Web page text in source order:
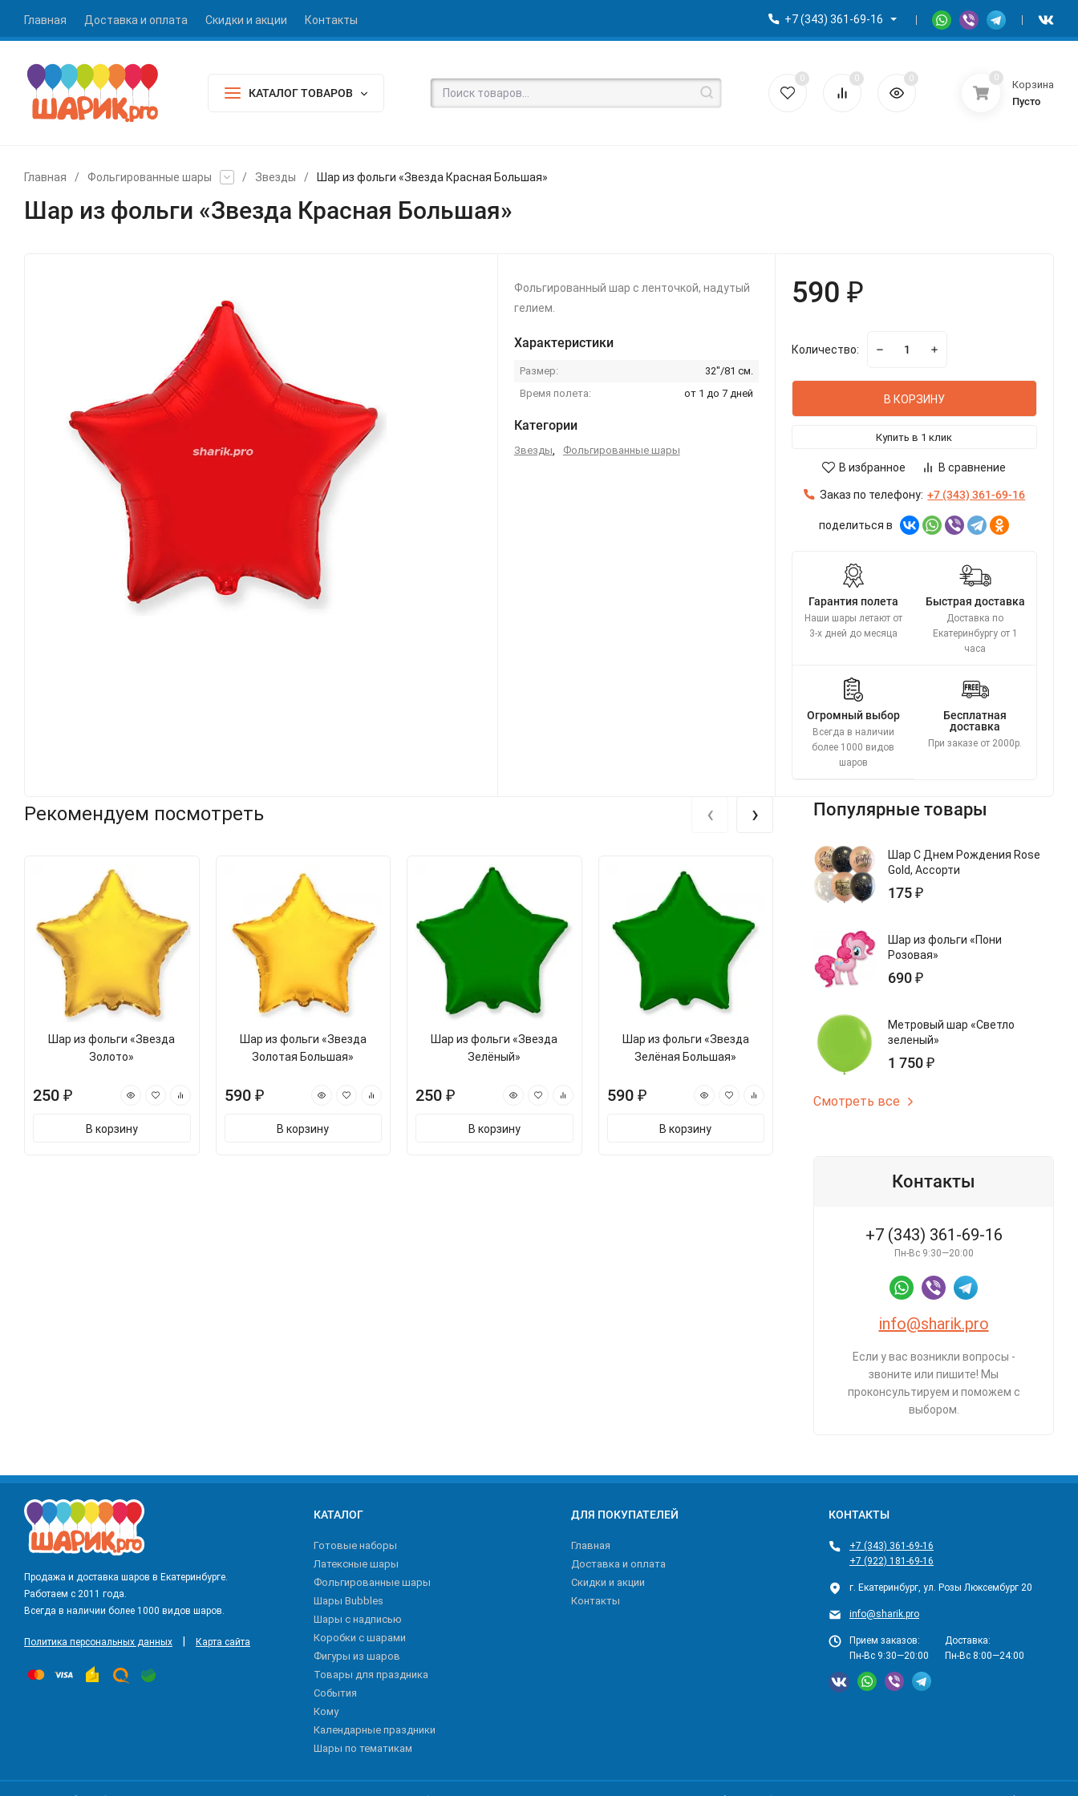
Главная Доставка и оплата Скидки и акции Контакты +7 (343) 361-69-16
КАТАЛОГ ТОВАРОВ
0 0 0 0
Корзина
Пусто
Главная / Фольгированные шары / Звезды / Шар из фольги «Звезда Красная Большая»
Шар из фольги «Звезда Красная Большая»
Фольгированный шар с ленточкой, надутый
гелием.
Характеристики
Размер:
32"/81 см.
Время полета:
от 1 до 7 дней
Категории
Звезды, Фольгированные шары
590 ₽
Количество:
В КОРЗИНУ
Купить в 1 клик
В избранное В сравнение
Заказ по телефону: +7 (343) 361-69-16
поделиться в
Гарантия полета
Наши шары летают от
3-х дней до месяца
Быстрая доставка
Доставка по
Екатеринбургу от 1
часа
Огромный выбор
Всегда в наличии
более 1000 видов
шаров
Бесплатная
доставка
При заказе от 2000р.
Рекомендуем посмотреть
Шар из фольги «Звезда
Золото»
250 ₽
В корзину
Шар из фольги «Звезда
Золотая Большая»
590 ₽
В корзину
Шар из фольги «Звезда
Зелёный»
250 ₽
В корзину
Шар из фольги «Звезда
Зелёная Большая»
590 ₽
В корзину
Шар из фольги «Звезда
Желтая»
арт.s813029v
250 ₽
‹ › Популярные товары
Шар С Днем Рождения Rose
Gold, Ассорти
175 ₽
Шар из фольги «Пони
Розовая»
690 ₽
Метровый шар «Светло
зеленый»
1 750 ₽
Смотреть все
Контакты
+7 (343) 361-69-16
Пн-Вс 9:30—20:00
info@sharik.pro
Если у вас возникли вопросы -
звоните или пишите! Мы
проконсультируем и поможем с
выбором.
Продажа и доставка шаров в Екатеринбурге.
Работаем с 2011 года.
Всегда в наличии более 1000 видов шаров.
Политика персональных данных Карта сайта
КАТАЛОГ
Готовые наборы
Латексные шары
Фольгированные шары
Шары Bubbles
Шары с надписью
Коробки с шарами
Фигуры из шаров
Товары для праздника
События
Кому
Календарные праздники
Шары по тематикам
ДЛЯ ПОКУПАТЕЛЕЙ
Главная
Доставка и оплата
Скидки и акции
Контакты
КОНТАКТЫ
+7 (343) 361-69-16
+7 (922) 181-69-16
г. Екатеринбург, ул. Розы Люксембург 20
info@sharik.pro
Прием заказов:
Пн-Вс 9:30—20:00
Доставка:
Пн-Вс 8:00—24:00